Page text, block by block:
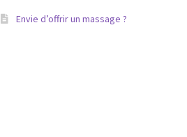
Envie d’offrir un massage ?